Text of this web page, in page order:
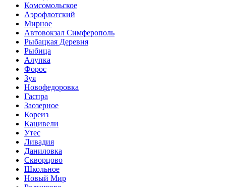
Комсомольское
Аэрофлотский
Мирное
Автовокзал Симферополь
Рыбацкая Деревня
Рыбица
Алупка
Форос
Зуя
Новофедоровка
Гаспра
Заозерное
Кореиз
Кацивели
Утес
Ливадия
Даниловка
Скворцово
Школьное
Новый Мир